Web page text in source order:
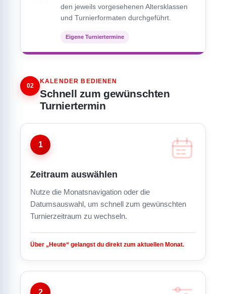
den jeweils vorgesehenen Altersklassen
und Turnierformaten durchgeführt.
Eigene Turniertermine
02
KALENDER BEDIENEN
Schnell zum gewünschten
Turniertermin
1
Zeitraum auswählen
Nutze die Monatsnavigation oder die
Datumsauswahl, um schnell zum gewünschten
Turnierzeitraum zu wechseln.
Über „Heute“ gelangst du direkt zum aktuellen Monat.
2